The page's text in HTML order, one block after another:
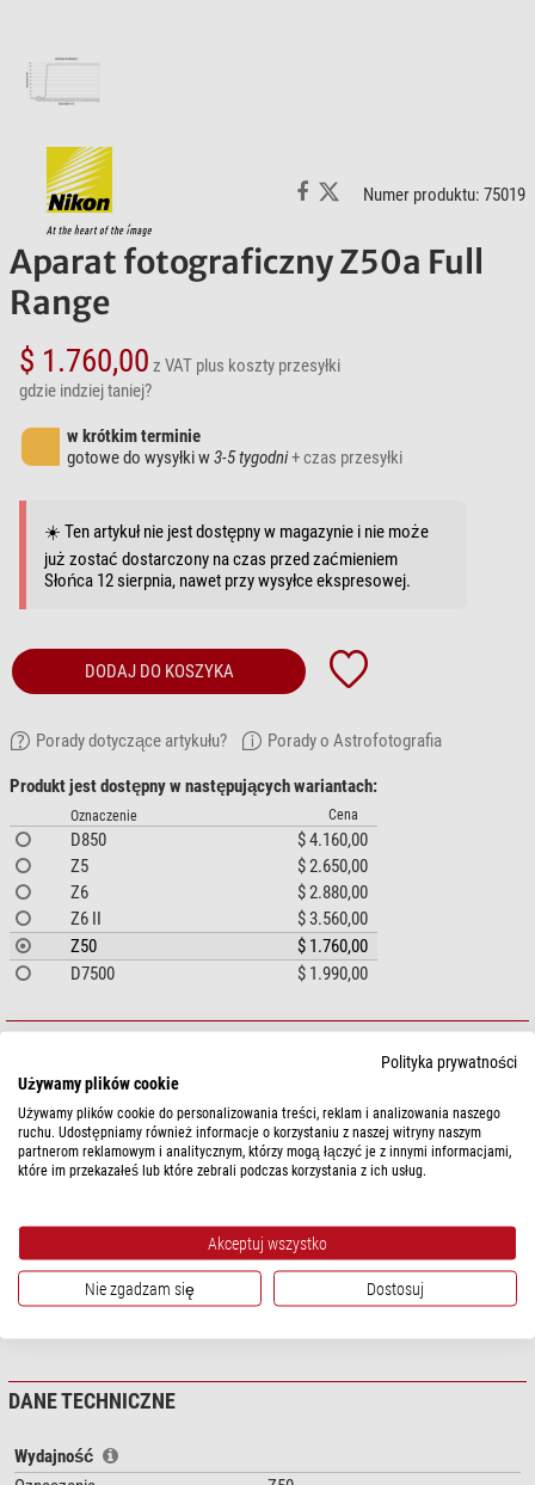
Numer produktu: 75019
Aparat fotograficzny Z50a Full
Range
$ 1.760,00 z VAT plus koszty przesyłki
gdzie indziej taniej?
w krótkim terminie
gotowe do wysyłki w3-5 tygodni+ czas przesyłki
☀️ Ten artykuł nie jest dostępny w magazynie i nie może
już zostać dostarczony na czas przed zaćmieniem
Słońca 12 sierpnia, nawet przy wysyłce ekspresowej.
DODAJ DO KOSZYKA
Porady dotyczące artykułu? Porady o Astrofotografia
Produkt jest dostępny w następujących wariantach:
Oznaczenie Cena
D850
$ 4.160,00
Z5
$ 2.650,00
Z6
$ 2.880,00
Z6 II
$ 3.560,00
Z50
$ 1.760,00
D7500
$ 1.990,00
Mała litera "a" oznacza - zmodyfikowany do astrofotografii: fabrycznie
aparat wyposażony jest w fitr, który mocno ograniczna transmisję światła
czerwonego, aby odwzorowanie kolorów było możliwie wiernie zbliżone
do widzenia ludzkiego oka. W zastosowaniach astronomicznych jest to
mgławice wodorowe. Do zastoswań astronomicznych, ten filtr jest
usuwany.
Wersja modyfikowana do celów astrofotografii wyróżnia się dużo wyższą
łatwiejsze do fotografowania. Ponieważ często są to obiekty o znacznych
rozmiarach, możliwe jest tu pełne wykorzystanie potencjału aparatów
Zalety modyfikowanych aparatów cyfrowych w astrofotografii:
DANE TECHNICZNE
Wydajność
Polityka prywatności
Używamy plików cookie
Używamy plików cookie do personalizowania treści, reklam i analizowania naszego
ruchu. Udostępniamy również informacje o korzystaniu z naszej witryny naszym
partnerom reklamowym i analitycznym, którzy mogą łączyć je z innymi informacjami,
które im przekazałeś lub które zebrali podczas korzystania z ich usług.
Akceptuj wszystko
Nie zgadzam się Dostosuj